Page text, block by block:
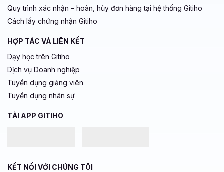
Quy trình xác nhận – hoàn, hủy đơn hàng tại hệ thống Gitiho
Cách lấy chứng nhận Gitiho
HỢP TÁC VÀ LIÊN KẾT
Dạy học trên Gitiho
Dịch vụ Doanh nghiệp
Tuyển dụng giảng viên
Tuyển dụng nhân sự
TẢI APP GITIHO
KẾT NỐI VỚI CHÚNG TÔI